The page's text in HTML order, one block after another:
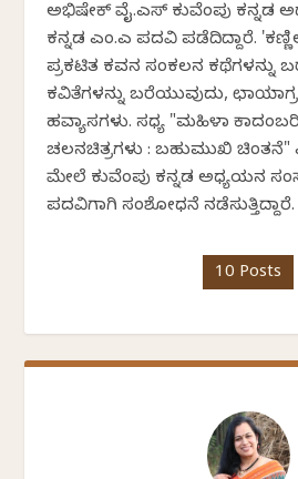
ಅಭಿಷೇಕ್ ವೈ.ಎಸ್ ಕುವೆಂಪು ಕನ್ನಡ
ಕನ್ನಡ ಎಂ.ಎ ಪದವಿ ಪಡೆದಿದ್ದಾರೆ.
ಪ್ರಕಟಿತ ಕವನ ಸಂಕಲನ ಕಥೆಗಳನ್ನು
ಕವಿತೆಗಳನ್ನು ಬರೆಯುವುದು,
ಹವ್ಯಾಸಗಳು. ಸಧ್ಯ "ಮಹಿಳಾ
ಚಲನಚಿತ್ರಗಳು : ಬಹುಮುಖಿ
ಮೇಲೆ ಕುವೆಂಪು ಕನ್ನಡ ಅಧ್ಯಯನ
ಪದವಿಗಾಗಿ ಸಂಶೋಧನೆ ನಡೆಸುತ್ತಿದ್ದಾರೆ.
10 Posts